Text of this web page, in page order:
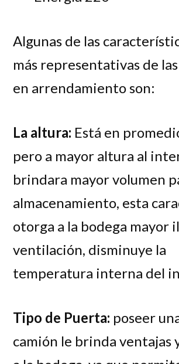
Algunas de las
más representativas de
en arrendamiento son:
La altura: Está en
pero a mayor altura al
brindara mayor volumen
almacenamiento, esta
otorga a la bodega mayor
ventilación, disminuye la
temperatura interna del
Tipo de Puerta: poseer
camión le brinda ventajas